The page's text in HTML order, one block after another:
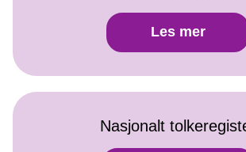
Bli
tolk
hos
Hero!
Les mer
Nasjonalt